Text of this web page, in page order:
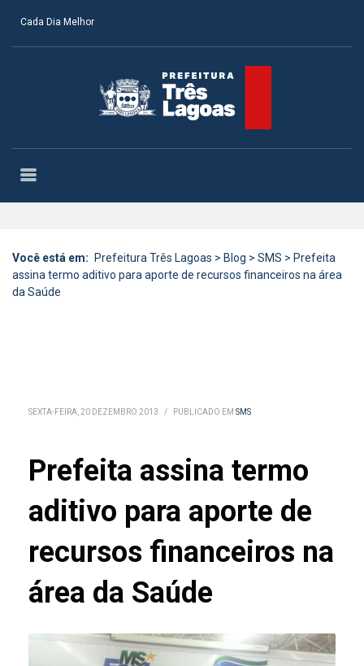
Cada Dia Melhor
Você está em: Prefeitura Três Lagoas > Blog > SMS > Prefeita
assina termo aditivo para aporte de recursos financeiros na área
da Saúde
SEXTA-FEIRA, 20 DEZEMBRO 2013 / PUBLICADO EM SMS
Prefeita assina termo
aditivo para aporte de
recursos financeiros na
área da Saúde